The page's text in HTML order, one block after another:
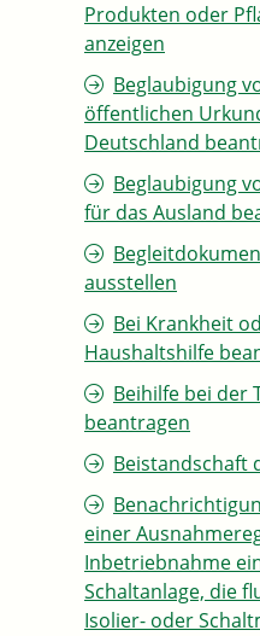
Produkten oder
anzeigen
Beglaubigung
öffentlichen
Deutschland
Beglaubigung
für das Ausland
ausstellen
Bei Krankheit
Haushaltshilfe
Beihilfe bei der
beantragen
Beistandschaft
einer
Inbetriebnahme
Schaltanlage, die
Isolier- oder